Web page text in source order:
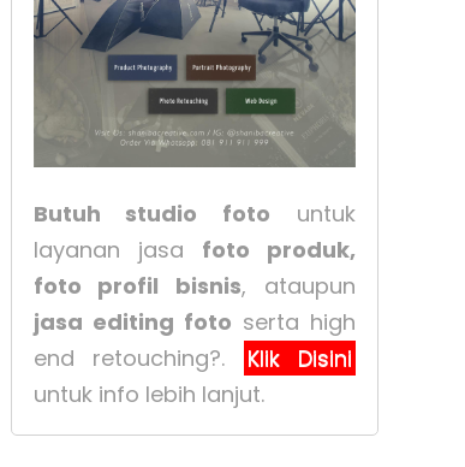
Butuh studio foto untuk
layanan jasa foto produk,
foto profil bisnis, ataupun
jasa editing foto serta high
end retouching?.
Klik Disini
untuk info lebih lanjut.